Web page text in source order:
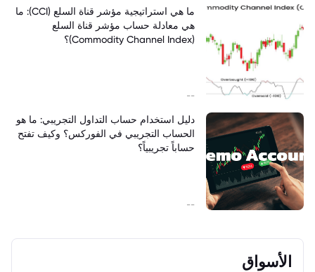
الأسواق
ما هي استراتيجية مؤشر قناة السلع (CCI): ما
هي معادلة حساب مؤشر قناة السلع
(Commodity Channel Index)؟
--
دليل استخدام حساب التداول التجريبي: ما هو
الحساب التجريبي في الفوركس؟ وكيف تفتح
حساباً تجريبياً؟
--